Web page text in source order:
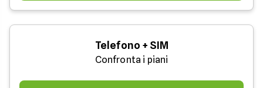
Telefono + SIM
Confronta i piani